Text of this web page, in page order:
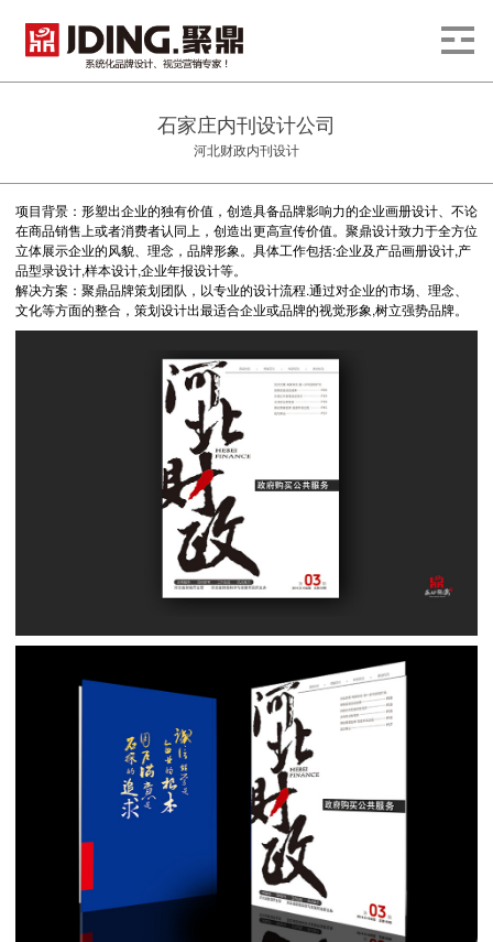
石家庄内刊设计公司
河北财政内刊设计
项目背景：形塑出企业的独有价值，创造具备品牌影响力的企业画册设计、不论
在商品销售上或者消费者认同上，创造出更高宣传价值。聚鼎设计致力于全方位
立体展示企业的风貌、理念，品牌形象。具体工作包括:企业及产品画册设计,产
品型录设计,样本设计,企业年报设计等。
解决方案：聚鼎品牌策划团队，以专业的设计流程.通过对企业的市场、理念、
文化等方面的整合，策划设计出最适合企业或品牌的视觉形象,树立强势品牌。